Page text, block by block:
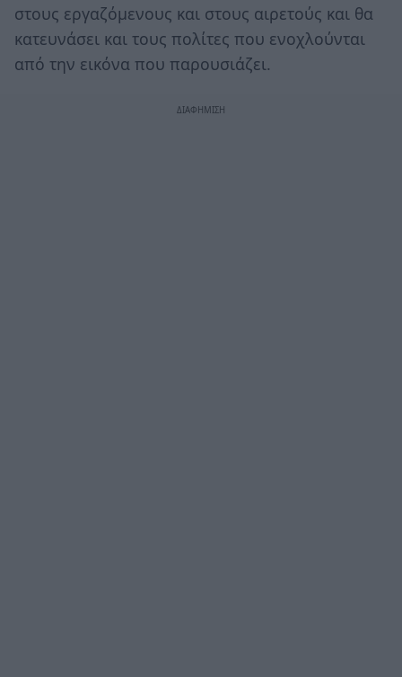
στους εργαζόμενους και στους αιρετούς και θα
κατευνάσει και τους πολίτες που ενοχλούνται
από την εικόνα που παρουσιάζει.